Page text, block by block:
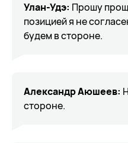
Улан-Удэ: Прошу
позицией я не
будем в стороне.
Александр Аюшеев:
стороне.